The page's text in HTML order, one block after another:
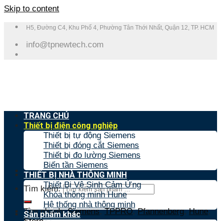
Skip to content
H5, Đường C4, Khu Phố 4, Phường Tân Thới Nhất, Quận 12, TP. HCM
info@tpnewtech.com
Tìm kiếm:
Tìm nhanh:Siemens,TPPRO,Pfannenberg,Hune,
TRANG CHỦ
Thiết bị điện công nghiệp
Thiết bị tự động Siemens
Thiết bị đóng cắt Siemens
Thiết bị đo lường Siemens
Biến tần Siemens
THIẾT BỊ NHÀ THÔNG MINH
Thiết Bị Vệ Sinh Cảm Ứng
Khóa thông minh Hune
Hệ thống nhà thông minh
Sản phẩm khác